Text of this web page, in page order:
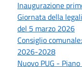
Inaugurazione
Giornata della
del 5 marzo 2026
Consiglio
2026-2028
Nuovo PUG -